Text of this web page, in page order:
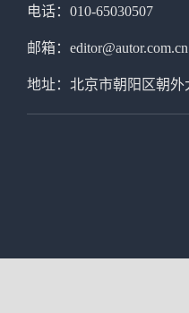
电话：010-65030507
邮箱：editor@autor.com.cn
地址：北京市朝阳区朝外